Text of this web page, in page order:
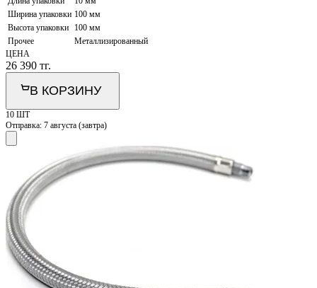
Ширина упаковки 100 мм
Высота упаковки
100 мм
Прочее
Металлизированный
ЦЕНА
26 390 тг.
В КОРЗИНУ
10 ШТ
Отправка: 7 августа (завтра)